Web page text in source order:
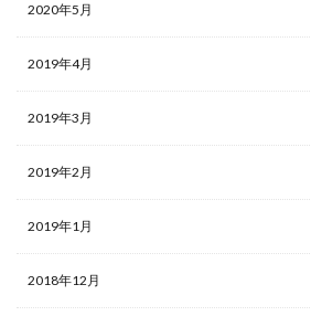
2020年5月
2019年4月
2019年3月
2019年2月
2019年1月
2018年12月